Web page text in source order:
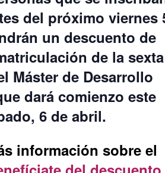
que se
del próximo viernes
un descuento de
de la sexta
Máster de Desarrollo
darácomienzo este
6 de abril.
información sobre el